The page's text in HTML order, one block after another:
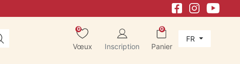
0
Vœux Inscription
0
Panier
FR